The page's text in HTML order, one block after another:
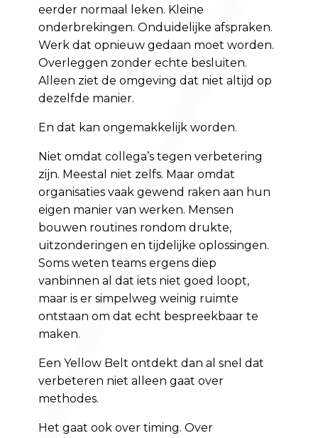
eerder normaal leken. Kleine
onderbrekingen. Onduidelijke afspraken.
Werk dat opnieuw gedaan moet worden.
Overleggen zonder echte besluiten.
Alleen ziet de omgeving dat niet altijd op
dezelfde manier.
En dat kan ongemakkelijk worden.
Niet omdat collega’s tegen verbetering
zijn. Meestal niet zelfs. Maar omdat
organisaties vaak gewend raken aan hun
eigen manier van werken. Mensen
bouwen routines rondom drukte,
uitzonderingen en tijdelijke oplossingen.
Soms weten teams ergens diep
vanbinnen al dat iets niet goed loopt,
maar is er simpelweg weinig ruimte
ontstaan om dat echt bespreekbaar te
maken.
Een Yellow Belt ontdekt dan al snel dat
verbeteren niet alleen gaat over
methodes.
Het gaat ook over timing. Over